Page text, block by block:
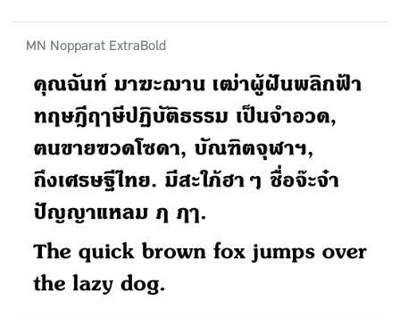
MN Nopparat ExtraBold